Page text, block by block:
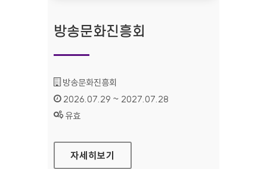
방송문화진흥회
기관명 :
방송문화진흥회
인증기간 :
2026.07.29 ~ 2027.07.28
상태 :
유효
방송문화진흥회
자세히보기